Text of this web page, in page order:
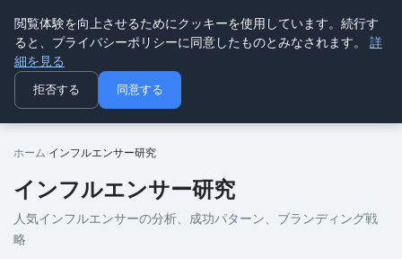
ninki
人気トレンド
ホーム インフルエンサー研究
インフルエンサー研究
人気インフルエンサーの分析、成功パターン、ブランディング戦
略
閲覧体験を向上させるためにクッキーを使用しています。続行す
ると、プライバシーポリシーに同意したものとみなされます。 詳
細を見る
拒否する 同意する